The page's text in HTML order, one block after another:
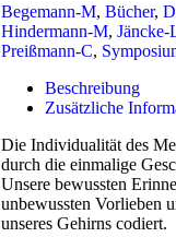
Begemann-M,Bücher,
Hindermann-M,Jäncke-
Preißmann-C,
Beschreibung
Zusätzliche
Die Individualität des
durch die einmalige
Unsere bewussten
unbewussten Vorlieben
unseres Gehirns codiert.